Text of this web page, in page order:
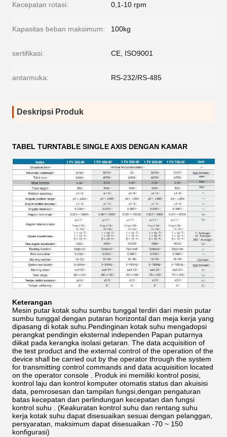
Kecepatan rotasi: 0,1-10 rpm
Kapasitas beban maksimum: 100kg
sertifikasi: CE, ISO9001
antarmuka: RS-232/RS-485
Deskripsi Produk
TABEL TURNTABLE SINGLE AXIS DENGAN KAMAR
Keterangan
Mesin putar kotak suhu sumbu tunggal terdiri dari mesin putar
sumbu tunggal dengan putaran horizontal dan meja kerja yang
dipasang di kotak suhu.Pendinginan kotak suhu mengadopsi
perangkat pendingin eksternal independen Papan putarnya
diikat pada kerangka isolasi getaran. The data acquisition of
the test product and the external control of the operation of the
device shall be carried out by the operator through the system
for transmitting control commands and data acquisition located
on the operator console . Produk ini memiliki kontrol posisi,
kontrol laju dan kontrol komputer otomatis status dan akuisisi
data, pemrosesan dan tampilan fungsi,dengan pengaturan
batas kecepatan dan perlindungan kecepatan dan fungsi
kontrol suhu . (Keakuratan kontrol suhu dan rentang suhu
kerja kotak suhu dapat disesuaikan sesuai dengan pelanggan,
persyaratan, maksimum dapat disesuaikan -70 ~ 150
konfigurasi)